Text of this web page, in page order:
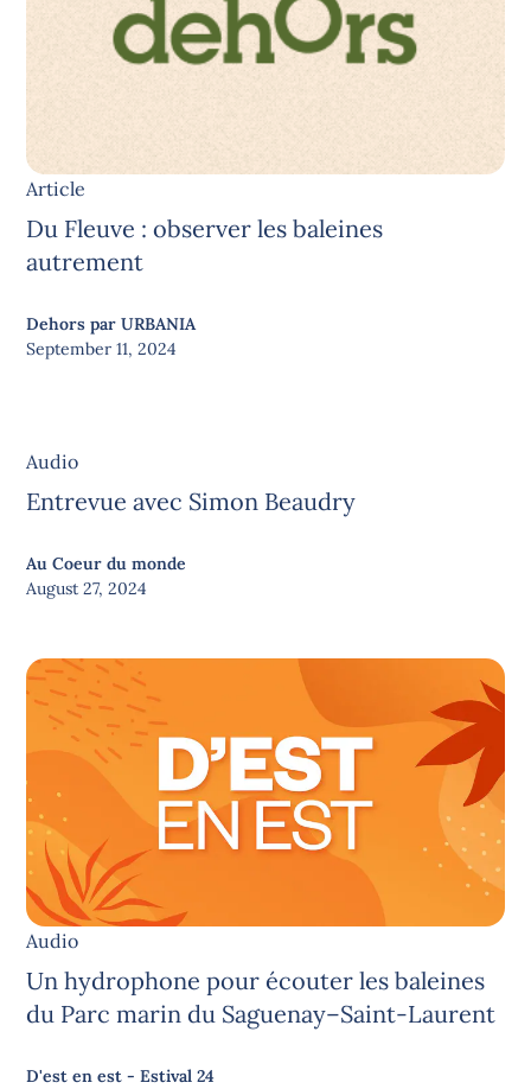
Article
Du Fleuve : observer les baleines
autrement
Dehors par URBANIA
September 11, 2024
Audio
Entrevue avec Simon Beaudry
Au Coeur du monde
August 27, 2024
Audio
Un hydrophone pour écouter les baleines
du Parc marin du Saguenay–Saint-Laurent
D'est en est - Estival 24